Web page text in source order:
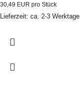
30,49 EUR pro Stück
Lieferzeit: ca. 2-3 Werktage